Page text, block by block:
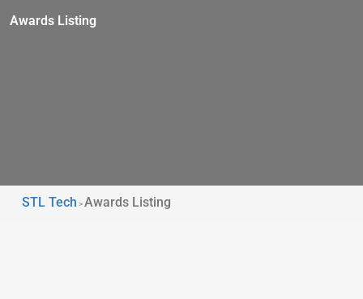
Awards Listing
STL Tech >Awards Listing